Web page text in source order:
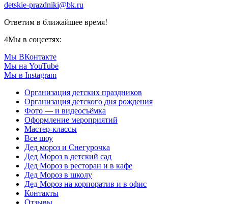
detskie-prazdniki@bk.ru
Ответим в ближайшее время!
4Мы в соцсетях:
Мы ВКонтакте
Мы на YouTube
Мы в Instagram
Организация детских праздников
Организация детского дня рождения
Фото — и видеосъёмка
Оформление мероприятий
Мастер-классы
Все шоу
Дед мороз и Снегурочка
Дед Мороз в детский сад
Дед Мороз в ресторан и в кафе
Дед Мороз в школу
Дед Мороз на корпоратив и в офис
Контакты
Отзывы